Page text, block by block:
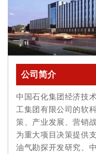
公司简介
中国石化集团经济技
工集团有限公司的软
策、产业发展、营销
为重大项目决策提供
油气勘探开发研究、